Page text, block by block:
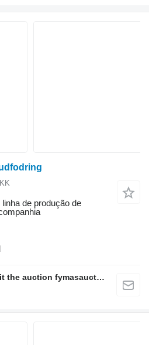
de produção de
Fymas Auctions ApS – visit the auction fymasauctions.dk